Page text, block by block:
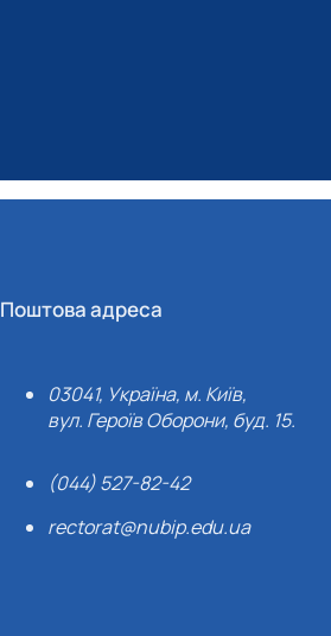
Поштова адреса
03041, Україна, м. Київ,
вул. Героїв Оборони, буд. 15.
(044) 527-82-42
rectorat@nubip.edu.ua